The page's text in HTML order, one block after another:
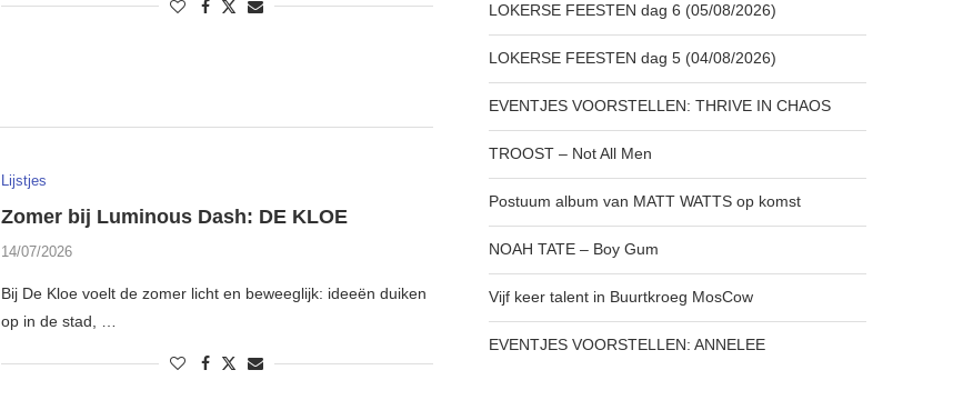
Lijstjes
Zomer bij Luminous Dash: DE KLOE
14/07/2026
Bij De Kloe voelt de zomer licht en beweeglijk: ideeën duiken
op in de stad, …
LOKERSE FEESTEN dag 6 (05/08/2026)
LOKERSE FEESTEN dag 5 (04/08/2026)
EVENTJES VOORSTELLEN: THRIVE IN CHAOS
TROOST – Not All Men
Postuum album van MATT WATTS op komst
NOAH TATE – Boy Gum
Vijf keer talent in Buurtkroeg MosCow
EVENTJES VOORSTELLEN: ANNELEE